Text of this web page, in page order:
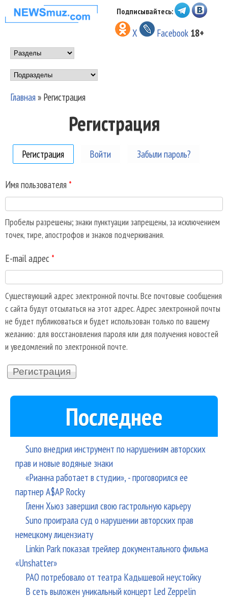
Перейти к основному
содержанию
НОВОСТИ
МУЗЫКИ И
ШОУ БИЗНЕСА
NEWSMUZ.COM
Подписывайтесь:
X Facebook 18+
Main menu
Подразделы
Главная» Регистрация
Регистрация
Регистрация (активная вкладка)
Войти Забыли пароль?
Имя пользователя *
Пробелы разрешены; знаки пунктуации запрещены, за исключением
точек, тире, апострофов и знаков подчеркивания.
E-mail адрес *
Существующий адрес электронной почты. Все почтовые сообщения
с сайта будут отсылаться на этот адрес. Адрес электронной почты
не будет публиковаться и будет использован только по вашему
желанию: для восстановления пароля или для получения новостей
и уведомлений по электронной почте.
Последнее
Suno внедрил инструмент по нарушениям авторских
прав и новые водяные знаки
«Рианна работает в студии», - проговорился ее
партнер A$AP Rocky
Гленн Хьюз завершил свою гастрольную карьеру
Suno проиграла суд о нарушении авторских прав
немецкому лицензиату
Linkin Park показал трейлер документального фильма
«Unshatter»
РАО потребовало от театра Кадышевой неустойку
В сеть выложен уникальный концерт Led Zeppelin